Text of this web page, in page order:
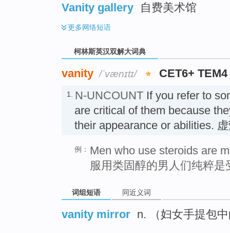
Vanity gallery
自费美术馆
更多网络短语
柯林斯英汉双解大词典
vanity /ˈvænɪtɪ/ CET6+ TEM4
1. N-UNCOUNT If you refer to
are critical of them because
their appearance or abilities.
例： Men who use steroids are
服用类固醇的男人们纯粹
词组短语 同近义词
vanity mirror n. （妇女手提包